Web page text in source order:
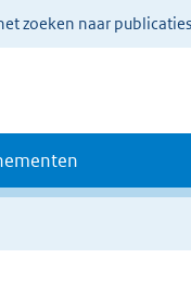
zoeken naar